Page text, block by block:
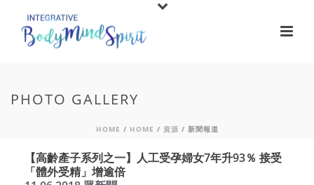
PHOTO GALLERY
HOME / HOME / 資源 / 新聞報道
【高齡產子系列之一】人工受孕婦女7年升93％ 接受
「體外受精」增逾倍